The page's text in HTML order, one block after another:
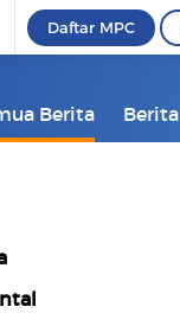
Daftar MPC
Berita Berita